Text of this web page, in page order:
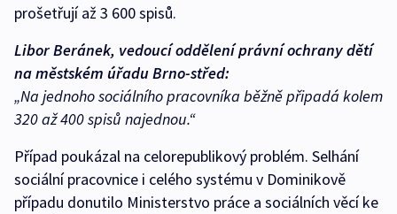
prošetřují až 3 600 spisů.
Libor Beránek, vedoucí oddělení právní ochrany dětí
na městském úřadu Brno-střed:
„Na jednoho sociálního pracovníka běžně připadá kolem
320 až 400 spisů najednou.“
Případ poukázal na celorepublikový problém. Selhání
sociální pracovnice i celého systému v Dominikově
případu donutilo Ministerstvo práce a sociálních věcí ke